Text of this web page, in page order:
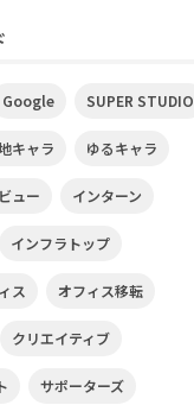
Google SUPER STUDIO
キャラ ゆるキャラ
ュー インターン
インフラトップ
ス オフィス移転
クリエイティブ
サポーターズ